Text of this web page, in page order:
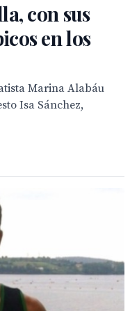
con sus
en los
Marina Alabáu
Isa Sánchez,